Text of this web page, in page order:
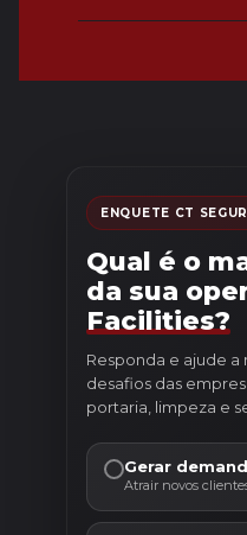
ENQUETE CT
Qual é o
da sua
Facilities?
Responda e ajude a
desafios das
portaria, limpeza e
Gerar
Atrair novos